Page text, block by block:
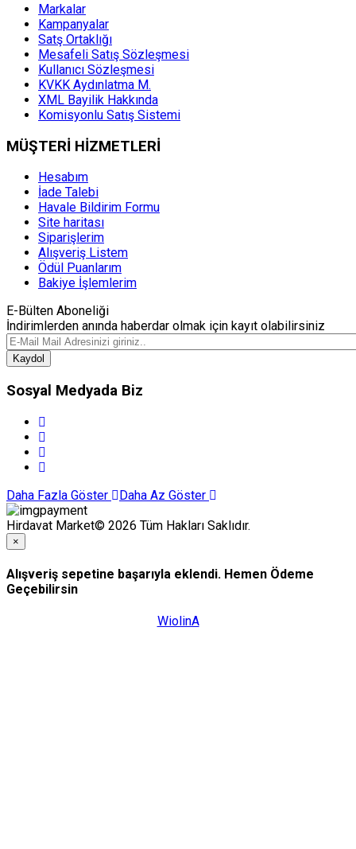
Markalar
Kampanyalar
Satş Ortaklığı
Mesafeli Satış Sözleşmesi
Kullanıcı Sözleşmesi
KVKK Aydınlatma M.
XML Bayilik Hakkında
Komisyonlu Satış Sistemi
MÜŞTERİ HİZMETLERİ
Hesabım
İade Talebi
Havale Bildirim Formu
Site haritası
Siparişlerim
Alışveriş Listem
Ödül Puanlarım
Bakiye İşlemlerim
E-Bülten Aboneliği
İndirimlerden anında haberdar olmak için kayıt olabilirsiniz
Kaydol
Sosyal Medyada Biz
Daha Fazla Göster
Daha Az Göster
Hirdavat Market© 2026 Tüm Hakları Saklıdır.
×
Alışveriş sepetine başarıyla eklendi. Hemen Ödeme
Geçebilirsin
WiolinA